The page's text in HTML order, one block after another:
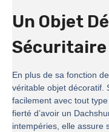
Un Objet
Sécuritaire
En plus de sa fonction de
véritable objet décoratif.
facilement avec tout
fierté d’avoir un
intempéries, elle assure